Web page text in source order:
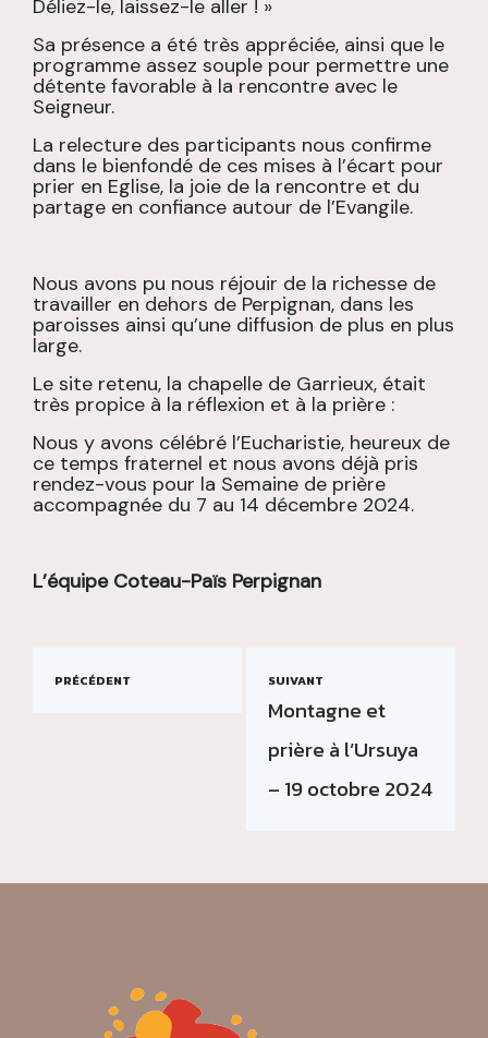
Déliez-le, laissez-le aller ! »
Sa présence a été très appréciée, ainsi que le
programme assez souple pour permettre une
détente favorable à la rencontre avec le
Seigneur.
La relecture des participants nous confirme
dans le bienfondé de ces mises à l’écart pour
prier en Eglise, la joie de la rencontre et du
partage en confiance autour de l’Evangile.
Nous avons pu nous réjouir de la richesse de
travailler en dehors de Perpignan, dans les
paroisses ainsi qu’une diffusion de plus en plus
large.
Le site retenu, la chapelle de Garrieux, était
très propice à la réflexion et à la prière :
Nous y avons célébré l’Eucharistie, heureux de
ce temps fraternel et nous avons déjà pris
rendez-vous pour la Semaine de prière
accompagnée du 7 au 14 décembre 2024.
L’équipe Coteau-Païs Perpignan
PRÉCÉDENT SUIVANT
Montagne et
prière à l’Ursuya
– 19 octobre 2024